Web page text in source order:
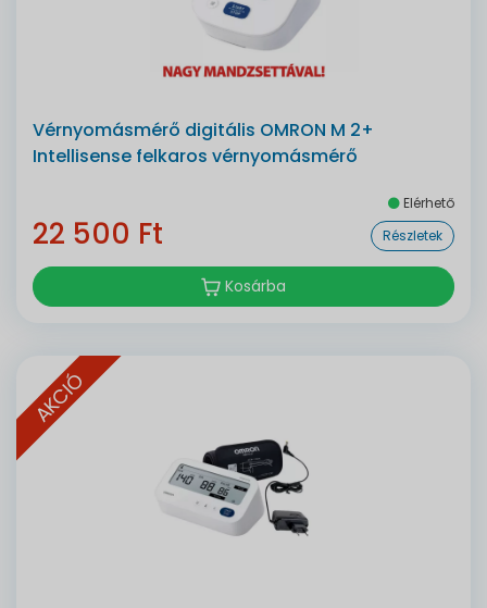
Vérnyomásmérő digitális OMRON M 2+
Intellisense felkaros vérnyomásmérő
Elérhető
22 500 Ft Részletek
Kosárba
AKCIÓ